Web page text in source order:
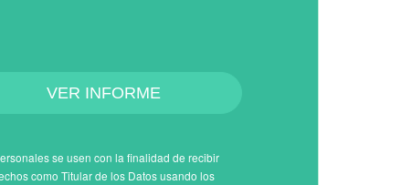
VER INFORME
se usen con la finalidad de recibir
como Titular de los Datos usando los